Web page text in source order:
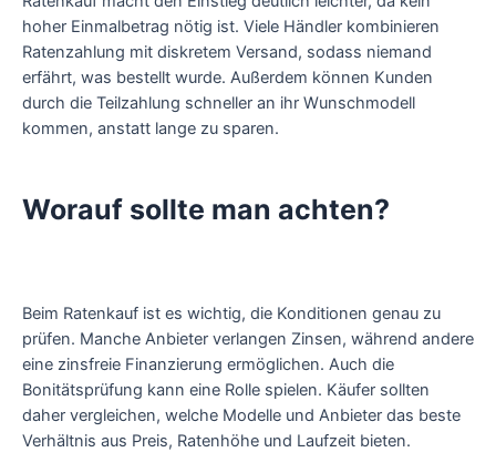
hoher Einmalbetrag nötig ist. Viele Händler kombinieren
Ratenzahlung mit diskretem Versand, sodass niemand
erfährt, was bestellt wurde. Außerdem können Kunden
durch die Teilzahlung schneller an ihr Wunschmodell
kommen, anstatt lange zu sparen.
Worauf sollte man achten?
Beim Ratenkauf ist es wichtig, die Konditionen genau zu
prüfen. Manche Anbieter verlangen Zinsen, während andere
eine zinsfreie Finanzierung ermöglichen. Auch die
Bonitätsprüfung kann eine Rolle spielen. Käufer sollten
daher vergleichen, welche Modelle und Anbieter das beste
Verhältnis aus Preis, Ratenhöhe und Laufzeit bieten.